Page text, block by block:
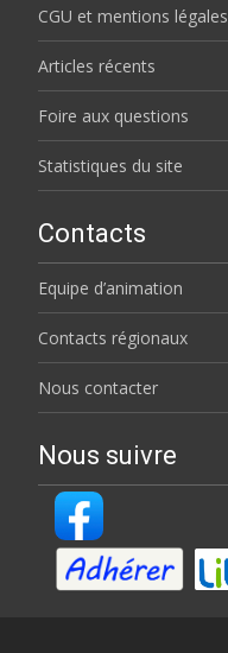
CGU et mentions légales
Articles récents
Foire aux questions
Statistiques du site
Contacts
Equipe d’animation
Contacts régionaux
Nous contacter
Nous suivre